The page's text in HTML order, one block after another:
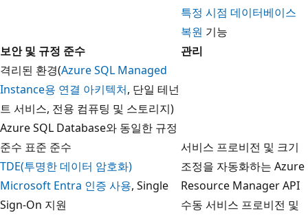
특정 시점 데이터베이스
복원 기능
보안 및 규정 준수
관리
격리된 환경(Azure SQL Managed
Instance용 연결 아키텍처, 단일 테넌
트 서비스, 전용 컴퓨팅 및 스토리지)
Azure SQL Database와 동일한 규정
준수 표준 준수
TDE(투명한 데이터 암호화)
Microsoft Entra 인증 사용, Single
Sign-On 지원
서비스 프로비전 및 크기
조정을 자동화하는 Azure
Resource Manager API
수동 서비스 프로비전 및